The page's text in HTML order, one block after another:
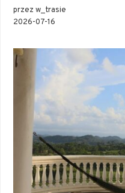
przez w_trasie
2026-07-16